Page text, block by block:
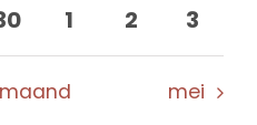
0
1
0
2
0
3
mei